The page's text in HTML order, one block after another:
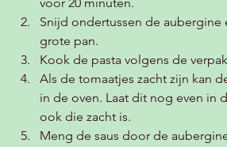
voor 20 minuten.
Snijd ondertussen de aubergine
grote pan.
Kook de pasta volgens de
Als de tomaatjes zacht zijn kan
in de oven. Laat dit nog even in
ook die zacht is.
Meng de saus door de